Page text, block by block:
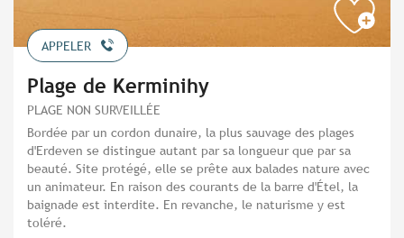
APPELER
Plage de Kerminihy
PLAGE NON SURVEILLÉE
Bordée par un cordon dunaire, la plus sauvage des plages
d'Erdeven se distingue autant par sa longueur que par sa
beauté. Site protégé, elle se prête aux balades nature avec
un animateur. En raison des courants de la barre d'Étel, la
baignade est interdite. En revanche, le naturisme y est
toléré.